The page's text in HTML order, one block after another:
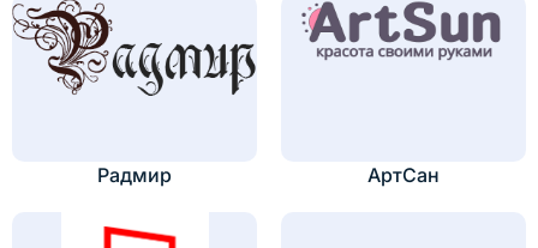
Радмир АртСан